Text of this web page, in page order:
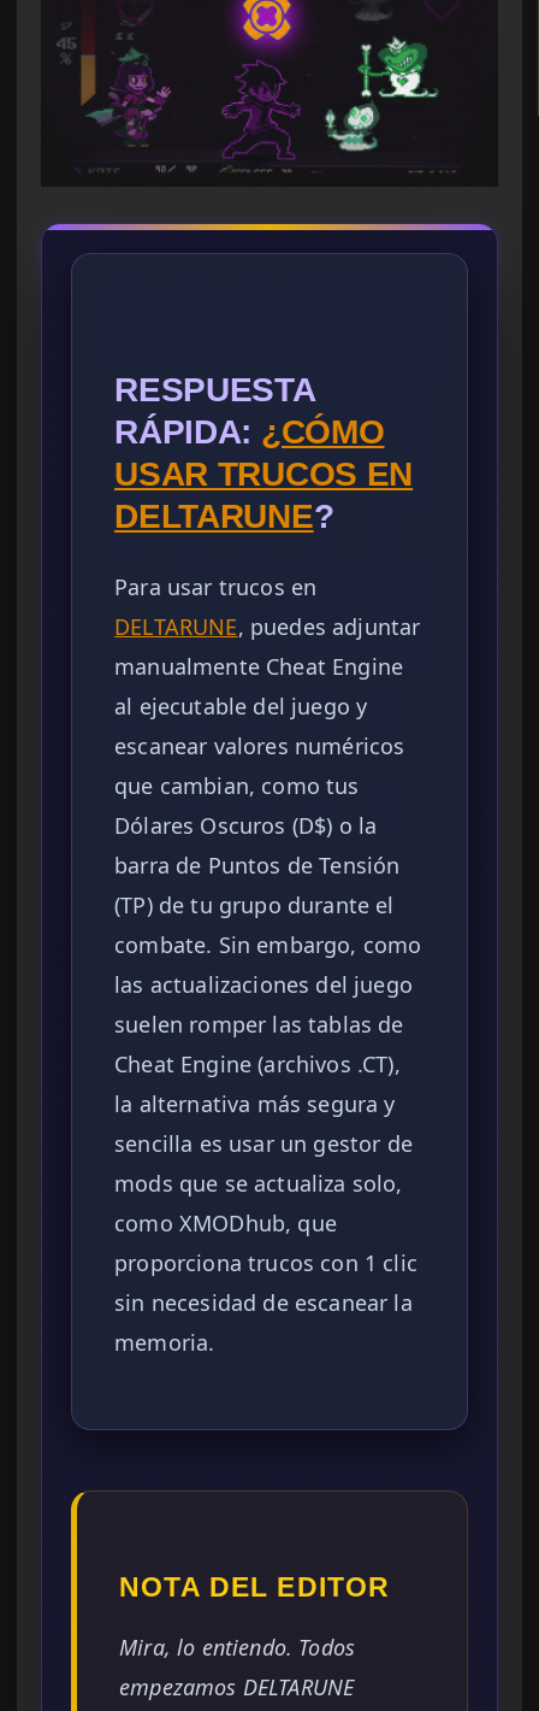
RESPUESTA
RÁPIDA: ¿CÓMO
USAR TRUCOS EN
DELTARUNE?
Para usar trucos en
DELTARUNE, puedes adjuntar
manualmente Cheat Engine
al ejecutable del juego y
escanear valores numéricos
que cambian, como tus
Dólares Oscuros (D$) o la
barra de Puntos de Tensión
(TP) de tu grupo durante el
combate. Sin embargo, como
las actualizaciones del juego
suelen romper las tablas de
Cheat Engine (archivos .CT),
la alternativa más segura y
sencilla es usar un gestor de
mods que se actualiza solo,
como XMODhub, que
proporciona trucos con 1 clic
sin necesidad de escanear la
memoria.
NOTA DEL EDITOR
Mira, lo entiendo. Todos
empezamos DELTARUNE